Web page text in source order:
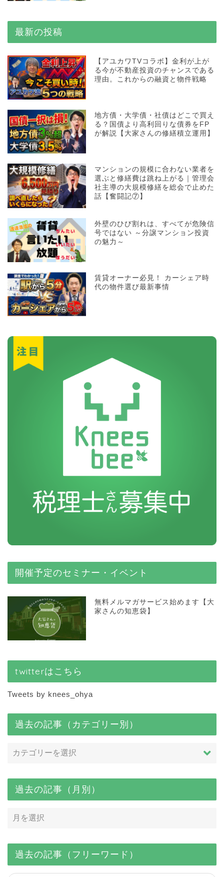
最新の投稿
【アユカワTVコラボ】金利が上が
る今が不動産投資のチャンスである
理由。これからの融資と物件戦略
地方債・大学債・社債はどこで買え
る？国債より高利回りな債券をFP
が解説【大家さんの修繕積立運用】
マンションの規模に合わない業者を
選ぶと修繕費は跳ね上がる｜管理会
社主導の大規模修繕を総会で止めた
話【奮闘記⑦】
外壁のひび割れは、すべてが危険信
号ではない ～分譲マンション投資
の魅力～
賃貸オーナー必見！ カーシェア時
代の物件選び最新事情
開催予定のセミナー・イベント
無料メルマガサービス始めます【大
家さんの知恵袋】
twitterはこちら
Tweets by knees_ohya
過去の記事（カテゴリー別）
過去の記事（月別）
過去の記事（フリーワード）